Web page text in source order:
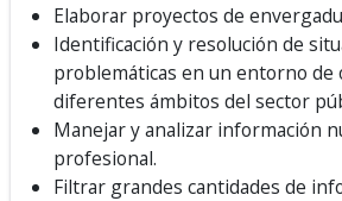
Elaborar proyectos de
Identificación y resolución de
problemáticas en un entorno de
diferentes ámbitos del sector
Manejar y analizar información
profesional.
Filtrar grandes cantidades de